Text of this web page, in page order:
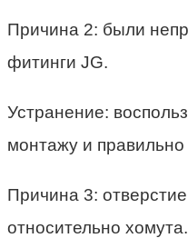
Причина 2: были
фитинги JG.
Устранение:
монтажу и
Причина 3:
относительно хомута.